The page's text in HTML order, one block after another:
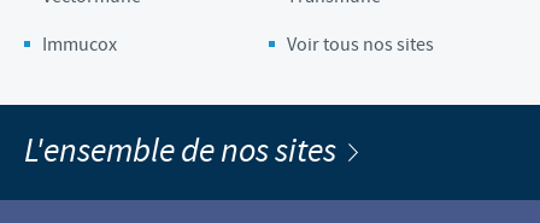
Immucox
Voir tous nos sites
L'ensemble de nos sites